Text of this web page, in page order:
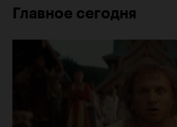
Главное сегодня